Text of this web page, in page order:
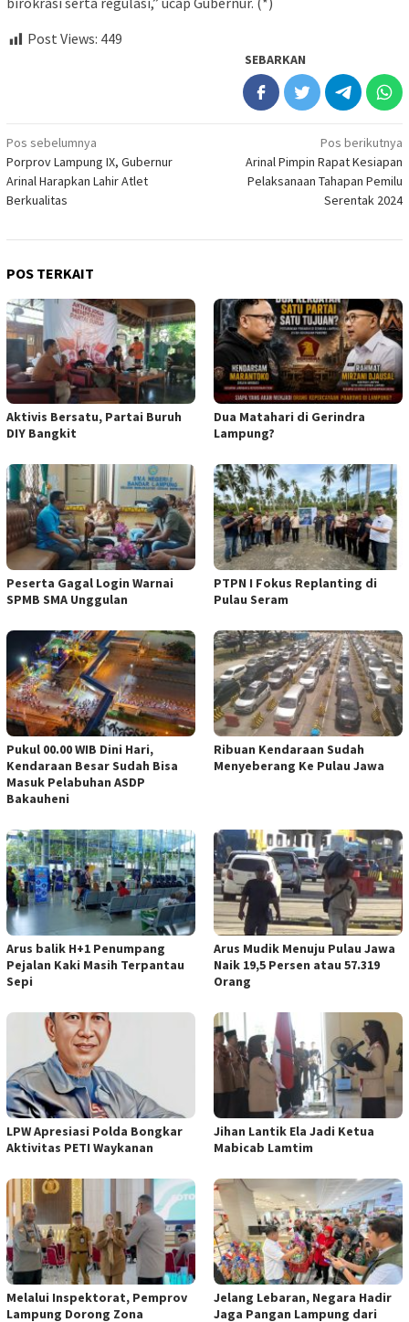
Post Views: 449
SEBARKAN
Navigasi
pos
Pos sebelumnya
Porprov Lampung IX, Gubernur
Arinal Harapkan Lahir Atlet
Berkualitas
Pos berikutnya
Arinal Pimpin Rapat Kesiapan
Pelaksanaan Tahapan Pemilu
Serentak 2024
POS TERKAIT
Aktivis Bersatu, Partai Buruh
DIY Bangkit
Dua Matahari di Gerindra
Lampung?
Peserta Gagal Login Warnai
SPMB SMA Unggulan
PTPN I Fokus Replanting di
Pulau Seram
Pukul 00.00 WIB Dini Hari,
Kendaraan Besar Sudah Bisa
Masuk Pelabuhan ASDP
Bakauheni
Ribuan Kendaraan Sudah
Menyeberang Ke Pulau Jawa
Arus balik H+1 Penumpang
Pejalan Kaki Masih Terpantau
Sepi
Arus Mudik Menuju Pulau Jawa
Naik 19,5 Persen atau 57.319
Orang
LPW Apresiasi Polda Bongkar
Aktivitas PETI Waykanan
Jihan Lantik Ela Jadi Ketua
Mabicab Lamtim
Melalui Inspektorat, Pemprov
Lampung Dorong Zona
Jelang Lebaran, Negara Hadir
Jaga Pangan Lampung dari